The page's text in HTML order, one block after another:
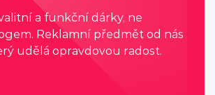
a funkční dárky, ne
Reklamní předmět od nás
udělá opravdovou radost.